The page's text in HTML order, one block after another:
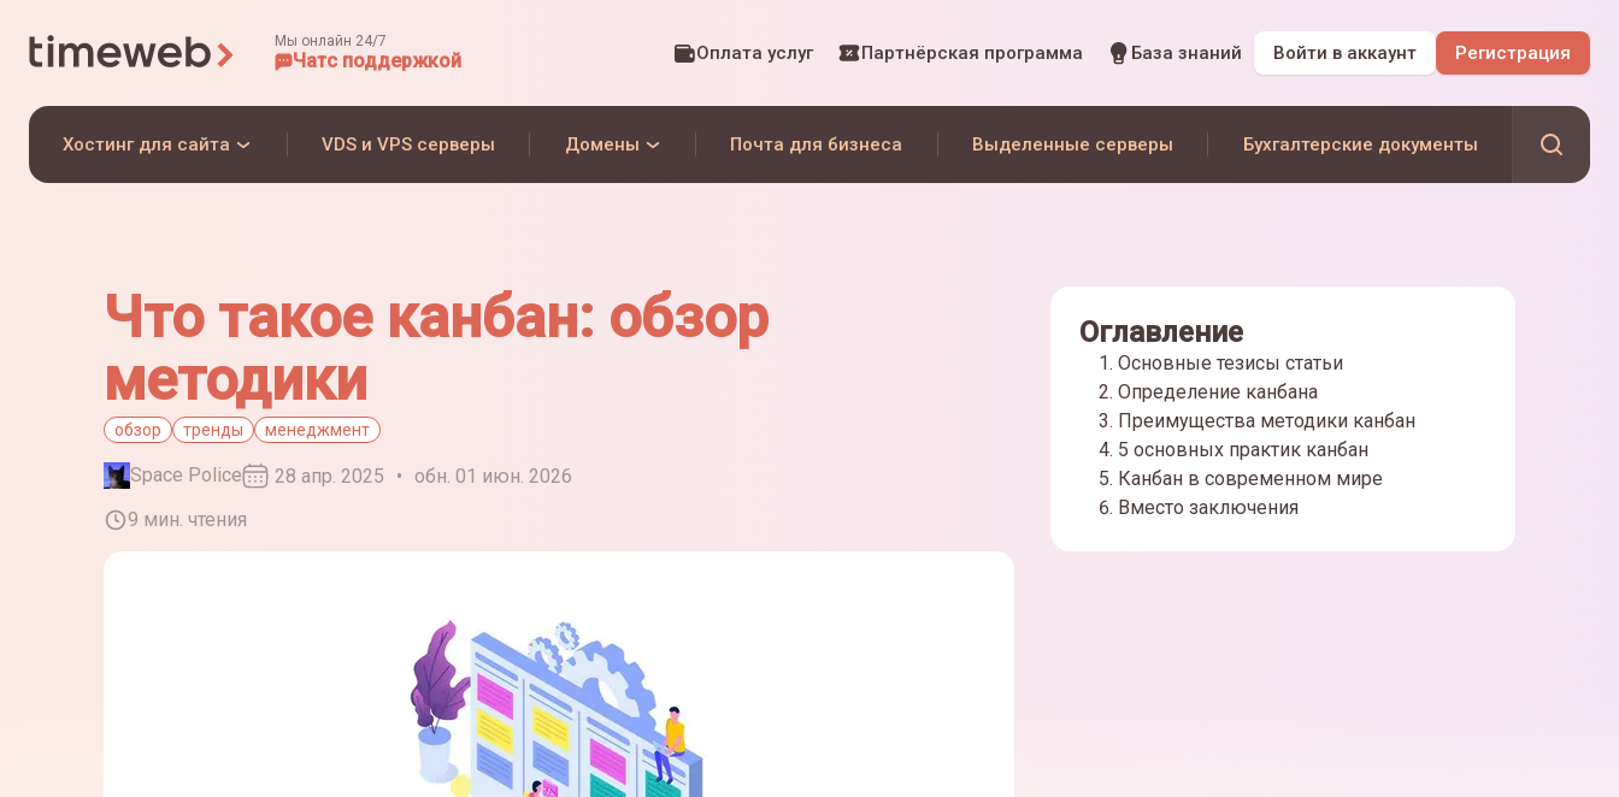
Мы онлайн 24/7
Чатс поддержкой Оплата услуг Партнёрская программа База знаний Войти в аккаунт Регистрация
Хостинг для сайта VDS и VPS серверы Домены Почта для бизнеса Выделенные серверы Бухгалтерские документы
Что такое канбан: обзор
методики
обзор тренды менеджмент
Space Police 28 апр. 2025 • обн. 01 июн. 2026
9 мин. чтения
Оглавление
Основные тезисы статьи
Определение канбана
Преимущества методики канбан
5 основных практик канбан
Канбан в современном мире
Вместо заключения